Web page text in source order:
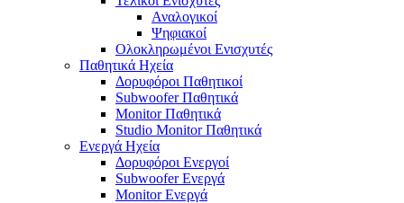
Αναλογικοί
Ψηφιακοί
Ολοκληρωμένοι Ενισχυτές
Παθητικά Ηχεία
Δορυφόροι Παθητικοί
Subwoofer Παθητικά
Monitor Παθητικά
Studio Monitor Παθητικά
Ενεργά Ηχεία
Δορυφόροι Ενεργοί
Subwoofer Ενεργά
Monitor Ενεργά